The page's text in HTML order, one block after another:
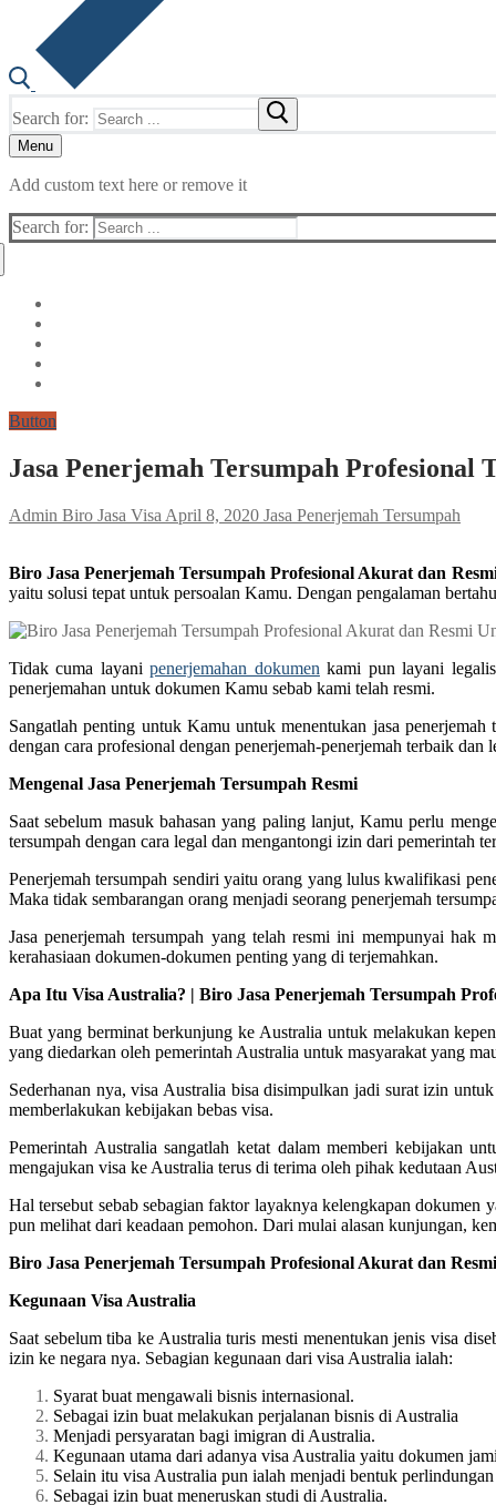
Search for:
Menu
Add custom text here or remove it
Search for:
Button
Jasa Penerjemah Tersumpah Profesional
Admin Biro Jasa Visa April 8, 2020 Jasa Penerjemah Tersumpah
Biro Jasa Penerjemah Tersumpah Profesional Akurat dan
yaitu solusi tepat untuk persoalan Kamu. Dengan pengalaman
Tidak cuma layanipenerjemahan dokumen kami pun layani
penerjemahan untuk dokumen Kamu sebab kami telah resmi.
Sangatlah penting untuk Kamu untuk menentukan jasa
dengan cara profesional dengan penerjemah-penerjemah terbaik dan
Mengenal Jasa Penerjemah Tersumpah Resmi
Saat sebelum masuk bahasan yang paling lanjut, Kamu perlu
tersumpah dengan cara legal dan mengantongi izin dari pemerintah
Penerjemah tersumpah sendiri yaitu orang yang lulus kwalifikasi
Maka tidak sembarangan orang menjadi seorang penerjemah
Jasa penerjemah tersumpah yang telah resmi ini mempunyai hak
kerahasiaan dokumen-dokumen penting yang di terjemahkan.
Apa Itu Visa Australia? | Biro Jasa Penerjemah Tersumpah
Buat yang berminat berkunjung ke Australia untuk melakukan
yang diedarkan oleh pemerintah Australia untuk masyarakat yang
Sederhanan nya, visa Australia bisa disimpulkan jadi surat izin
memberlakukan kebijakan bebas visa.
Pemerintah Australia sangatlah ketat dalam memberi kebijakan
mengajukan visa ke Australia terus di terima oleh pihak kedutaan
Hal tersebut sebab sebagian faktor layaknya kelengkapan
pun melihat dari keadaan pemohon. Dari mulai alasan kunjungan,
Biro Jasa Penerjemah Tersumpah Profesional Akurat dan
Kegunaan Visa Australia
Saat sebelum tiba ke Australia turis mesti menentukan jenis visa
izin ke negara nya. Sebagian kegunaan dari visa Australia ialah:
Syarat buat mengawali bisnis internasional.
Sebagai izin buat melakukan perjalanan bisnis di Australia
Menjadi persyaratan bagi imigran di Australia.
Kegunaan utama dari adanya visa Australia yaitu dokumen
Selain itu visa Australia pun ialah menjadi bentuk
Sebagai izin buat meneruskan studi di Australia.